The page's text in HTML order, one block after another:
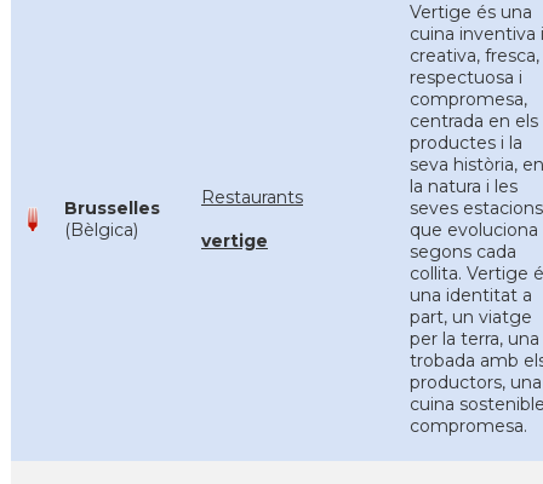
Brusselles
(Bèlgica)
Restaurants
vertige
Vertige és una
cuina inventiva i
creativa, fresca,
respectuosa i
compromesa,
centrada en els
productes i la
seva història, en
la natura i les
seves
que evoluciona
segons cada
collita. Vertige
una identitat a
part, un viatge
per la terra, una
trobada amb
productors, una
cuina
compromesa.